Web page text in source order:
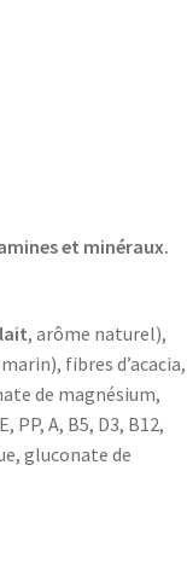
et minéraux.
lait, arôme naturel),
fibres d’acacia,
de magnésium,
A, B5, D3, B12,
gluconate de